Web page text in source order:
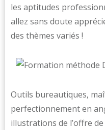
les aptitudes
allez sans doute
des thèmes variés !
Outils bureautiques,
perfectionnement en
illustrations de l’offre